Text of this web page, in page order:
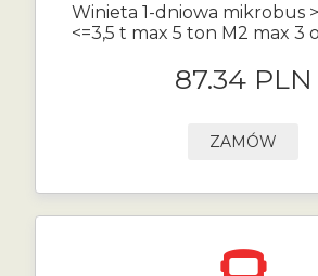
Winieta 1-dniowa mikrobus
<=3,5 t max 5 ton M2 max 3
87.34 PLN
ZAMÓW